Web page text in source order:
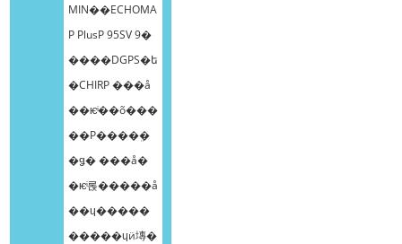
MIN��ECHOMA
P PlusP 95SV 9�
����DGPS�ե
�CHIRP ���å
��ѥͥ��õ���
��Ρ����ܸ�
�ǥ� ���å�
�ѥͥ롡�����å
��ɥ�����
�����ɥӥ塼�